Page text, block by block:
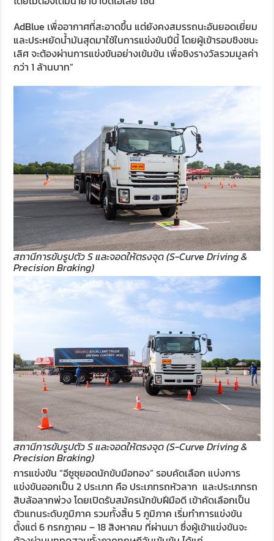
AdBlue เพื่ออากาศที่สะอาดขึ้น แต่ยังคงสมรรถนะอันยอดเยี่ยม
และประหยัดน้ำมันสุดมาใช้ในการแข่งขันปีนี้ โดยผู้เข้ารอบชิงชนะ
เลิศ จะต้องผ่านการแข่งขันอย่างเข้มข้น เพื่อชิงรางวัลรวมมูลค่า
กว่า 1 ล้านบาท”
สถานีการขับรูปตัว S และจอดให้ตรงจุด (S-Curve Driving &
Precision Braking)
สถานีการขับรูปตัว S และจอดให้ตรงจุด (S-Curve Driving &
Precision Braking)
การแข่งขัน “อีซูซุยอดนักขับมือทอง” รอบคัดเลือก แบ่งการ
แข่งขันออกเป็น 2 ประเภท คือ ประเภทรถหัวลาก และประเภทรถ
สิบล้อลากพ่วง โดยเปิดรับสมัครนักขับฝีมือดี เข้าคัดเลือกเป็น
ตัวแทนระดับภูมิภาค รวมทั้งสิ้น 5 ภูมิภาค เริ่มทำการแข่งขัน
ตั้งแต่ 6 กรกฎาคม – 18 สิงหาคม ที่ผ่านมา ซึ่งผู้เข้าแข่งขันจะ